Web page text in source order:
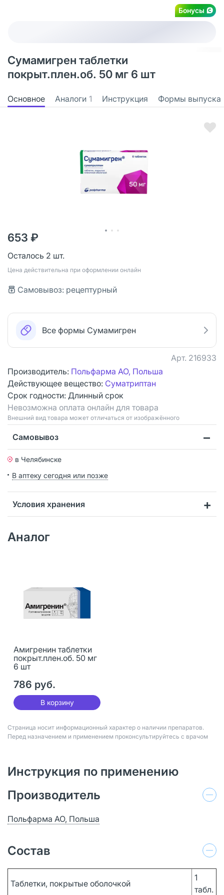
Бонусы
Сумамигрен таблетки
покрыт.плен.об. 50 мг 6 шт
Основное Аналоги 1 Инструкция Формы выпуска
653 ₽
Осталось 2 шт.
Цена действительна при оформлении онлайн
Самовывоз: рецептурный
Все формы Сумамигрен
Арт. 216933
Производитель: Польфарма АО, Польша
Действующее вещество: Суматриптан
Срок годности: Длинный срок
Невозможна оплата онлайн для товара
Bнешний вид товара может отличаться от изображённого
Самовывоз
в Челябинске
В аптеку сегодня или позже
Условия хранения
Аналог
Амигренин таблетки
покрыт.плен.об. 50 мг
6 шт
786 руб.
В корзину
Страница носит информационный характер о наличии препаратов.
Перед назначением и применением проконсультируйтесь с врачом
Инструкция по применению
Производитель
Польфарма АО, Польша
Состав
Таблетки, покрытые оболочкой
1
табл.